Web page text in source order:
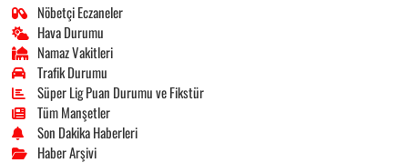
Nöbetçi Eczaneler
Hava Durumu
Namaz Vakitleri
Trafik Durumu
Süper Lig Puan Durumu ve Fikstür
Tüm Manşetler
Son Dakika Haberleri
Haber Arşivi